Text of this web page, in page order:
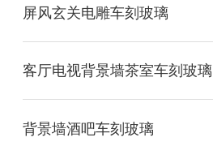
屏风玄关电雕车刻玻璃
客厅电视背景墙茶室车刻玻璃
背景墙酒吧车刻玻璃